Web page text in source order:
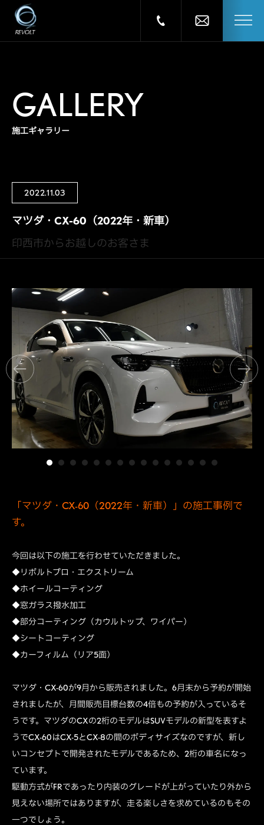
GALLERY
施工ギャラリー
2022.11.03
マツダ・CX-60（2022年・新車）
印西市からお越しのお客さま
「マツダ・CX-60（2022年・新車）」の施工事例で
す。
今回は以下の施工を行わせていただきました。
◆リボルトプロ・エクストリーム
◆ホイールコーティング
◆窓ガラス撥水加工
◆部分コーティング（カウルトップ、ワイパー）
◆シートコーティング
◆カーフィルム（リア5面）
マツダ・CX-60が9月から販売されました。6月末から予約が開始
されましたが、月間販売目標台数の4倍もの予約が入っているそ
うです。マツダのCXの2桁のモデルはSUVモデルの新型を表すよ
うでCX-60はCX-5とCX-8の間のボディサイズなのですが、新し
いコンセプトで開発されたモデルであるため、2桁の車名になっ
ています。
駆動方式がFRであったり内装のグレードが上がっていたり外から
見えない場所ではありますが、走る楽しさを求めているのもその
一つでしょう。